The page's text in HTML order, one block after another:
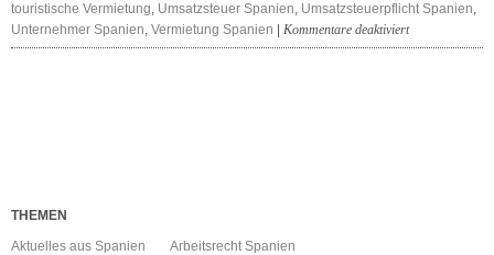
touristische Vermietung, Umsatzsteuer Spanien, Umsatzsteuerpflicht Spanien,
Unternehmer Spanien, Vermietung Spanien Kommentare deaktiviertfür
Vermietung
THEMEN
Aktuelles aus Spanien
Arbeitsrecht Spanien